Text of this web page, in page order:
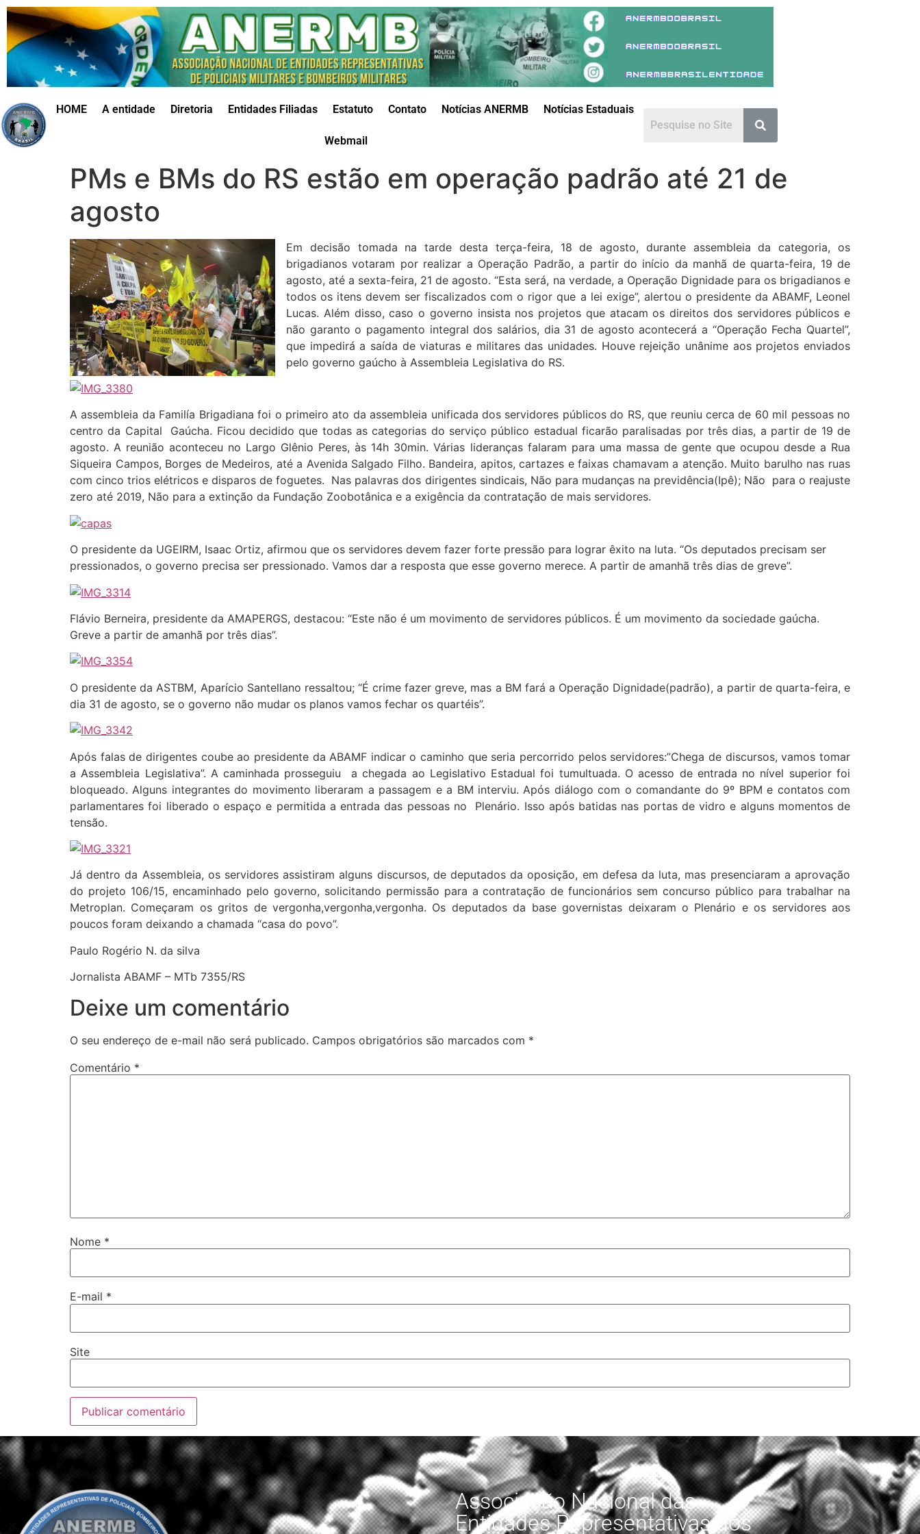
HOME A entidade Diretoria Entidades Filiadas Estatuto Contato Notícias ANERMB Notícias Estaduais
Webmail
PMs e BMs do RS estão em operação padrão até 21 de
agosto
Em decisão tomada na tarde desta terça-feira, 18 de agosto, durante assembleia da categoria, os
brigadianos votaram por realizar a Operação Padrão, a partir do início da manhã de quarta-feira, 19 de
agosto, até a sexta-feira, 21 de agosto. “Esta será, na verdade, a Operação Dignidade para os brigadianos e
todos os itens devem ser fiscalizados com o rigor que a lei exige”, alertou o presidente da ABAMF, Leonel
Lucas. Além disso, caso o governo insista nos projetos que atacam os direitos dos servidores públicos e
não garanto o pagamento integral dos salários, dia 31 de agosto acontecerá a “Operação Fecha Quartel”,
que impedirá a saída de viaturas e militares das unidades. Houve rejeição unânime aos projetos enviados
pelo governo gaúcho à Assembleia Legislativa do RS.
A assembleia da Familía Brigadiana foi o primeiro ato da assembleia unificada dos servidores públicos do RS, que reuniu cerca de 60 mil pessoas no
centro da Capital Gaúcha. Ficou decidido que todas as categorias do serviço público estadual ficarão paralisadas por três dias, a partir de 19 de
agosto. A reunião aconteceu no Largo Glênio Peres, às 14h 30min. Várias lideranças falaram para uma massa de gente que ocupou desde a Rua
Siqueira Campos, Borges de Medeiros, até a Avenida Salgado Filho. Bandeira, apitos, cartazes e faixas chamavam a atenção. Muito barulho nas ruas
com cinco trios elétricos e disparos de foguetes. Nas palavras dos dirigentes sindicais, Não para mudanças na previdência(Ipê); Não para o reajuste
zero até 2019, Não para a extinção da Fundação Zoobotânica e a exigência da contratação de mais servidores.
O presidente da UGEIRM, Isaac Ortiz, afirmou que os servidores devem fazer forte pressão para lograr êxito na luta. “Os deputados precisam ser
pressionados, o governo precisa ser pressionado. Vamos dar a resposta que esse governo merece. A partir de amanhã três dias de greve”.
Flávio Berneira, presidente da AMAPERGS, destacou: “Este não é um movimento de servidores públicos. É um movimento da sociedade gaúcha.
Greve a partir de amanhã por três dias”.
O presidente da ASTBM, Aparício Santellano ressaltou; “É crime fazer greve, mas a BM fará a Operação Dignidade(padrão), a partir de quarta-feira, e
dia 31 de agosto, se o governo não mudar os planos vamos fechar os quartéis”.
Após falas de dirigentes coube ao presidente da ABAMF indicar o caminho que seria percorrido pelos servidores:”Chega de discursos, vamos tomar
a Assembleia Legislativa”. A caminhada prosseguiu a chegada ao Legislativo Estadual foi tumultuada. O acesso de entrada no nível superior foi
bloqueado. Alguns integrantes do movimento liberaram a passagem e a BM interviu. Após diálogo com o comandante do 9º BPM e contatos com
parlamentares foi liberado o espaço e permitida a entrada das pessoas no Plenário. Isso após batidas nas portas de vidro e alguns momentos de
tensão.
Já dentro da Assembleia, os servidores assistiram alguns discursos, de deputados da oposição, em defesa da luta, mas presenciaram a aprovação
do projeto 106/15, encaminhado pelo governo, solicitando permissão para a contratação de funcionários sem concurso público para trabalhar na
Metroplan. Começaram os gritos de vergonha,vergonha,vergonha. Os deputados da base governistas deixaram o Plenário e os servidores aos
poucos foram deixando a chamada “casa do povo”.
Paulo Rogério N. da silva
Jornalista ABAMF – MTb 7355/RS
Deixe um comentário
O seu endereço de e-mail não será publicado. Campos obrigatórios são marcados com *
Comentário *
Nome *
E-mail *
Site
Associação Nacional das
Entidades Representativas dos